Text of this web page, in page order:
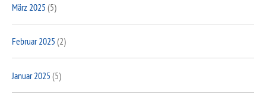
März 2025 (5)
Februar 2025 (2)
Januar 2025 (5)